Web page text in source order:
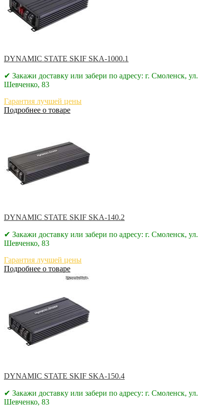
DYNAMIC STATE SKIF SKA-1000.1
✔ Закажи доставку или забери по адресу: г. Смоленск, ул.
Шевченко, 83
Гарантия лучшей цены
Подробнее о товаре
DYNAMIC STATE SKIF SKA-140.2
✔ Закажи доставку или забери по адресу: г. Смоленск, ул.
Шевченко, 83
Гарантия лучшей цены
Подробнее о товаре
DYNAMIC STATE SKIF SKA-150.4
✔ Закажи доставку или забери по адресу: г. Смоленск, ул.
Шевченко, 83